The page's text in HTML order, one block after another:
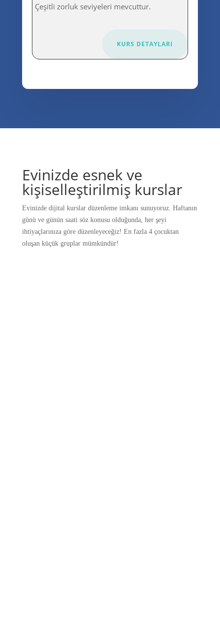
Çeşitli zorluk seviyeleri mevcuttur.
KURS DETAYLARI
Evinizde esnek ve
kişiselleştirilmiş kurslar
Evinizde dijital kurslar düzenleme imkanı sunuyoruz. Haftanın
günü ve günün saati söz konusu olduğunda, her şeyi
ihtiyaçlarınıza göre düzenleyeceğiz! En fazla 4 çocuktan
oluşan küçük gruplar mümkündür!